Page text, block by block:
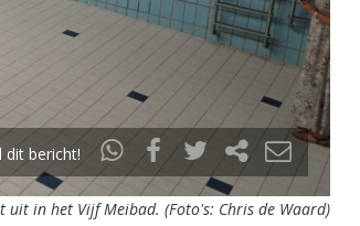
dit bericht!
in het Vijf Meibad. (Foto's: Chris de Waard)